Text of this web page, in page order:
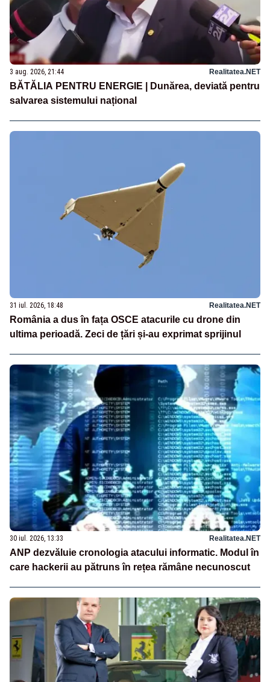
3 aug. 2026, 21:44 Realitatea.NET
BĂTĂLIA PENTRU ENERGIE | Dunărea, deviată pentru
salvarea sistemului național
31 iul. 2026, 18:48 Realitatea.NET
România a dus în fața OSCE atacurile cu drone din
ultima perioadă. Zeci de țări și-au exprimat sprijinul
30 iul. 2026, 13:33 Realitatea.NET
ANP dezvăluie cronologia atacului informatic. Modul în
care hackerii au pătruns în rețea rămâne necunoscut